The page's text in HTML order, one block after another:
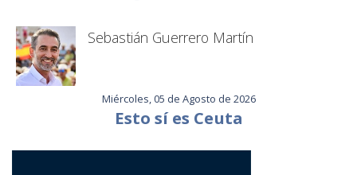
Sebastián Guerrero Martín
Miércoles, 05 de Agosto de 2026
Esto sí es Ceuta